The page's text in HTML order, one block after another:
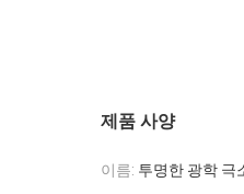
제품 사양
이름: 투명한 광학 극